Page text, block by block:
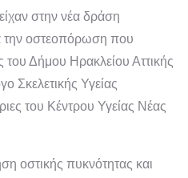
στην νέα δράση
την οστεοπόρωση που
Δήμου Ηρακλείου Αττικής
Σκελετικής Υγείας
του Κέντρου Υγείας Νέας
οστικής πυκνότητας και